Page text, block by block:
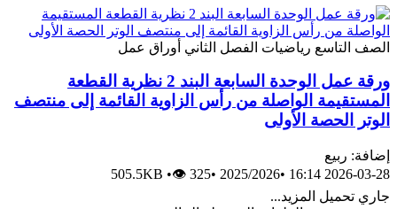
الصف التاسع رياضيات الفصل الثاني أوراق عمل
ورقة عمل الوحدة السابعة البند 2 نظرية القطعة
المستقيمة الواصلة من رأس الزاوية القائمة إلى منتصف
الوتر الحصة الأولى
إضافة: ربيع
2026-03-28 16:14
•
2025/2026
•
505.5KB •👁 325
جاري تحميل المزيد...